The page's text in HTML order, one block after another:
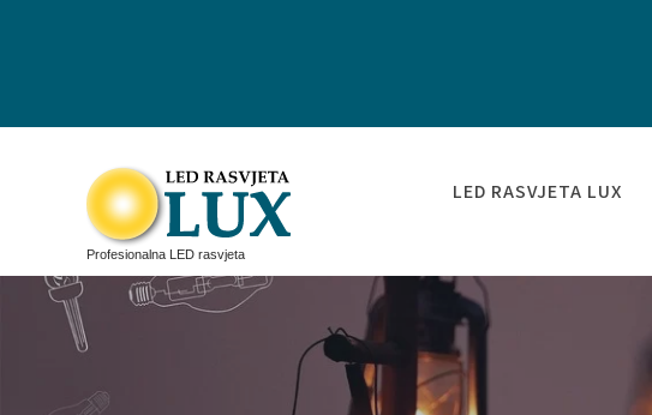
Profesionalna LED rasvjeta
LED RASVJETA LUX